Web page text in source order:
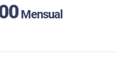
Mensual